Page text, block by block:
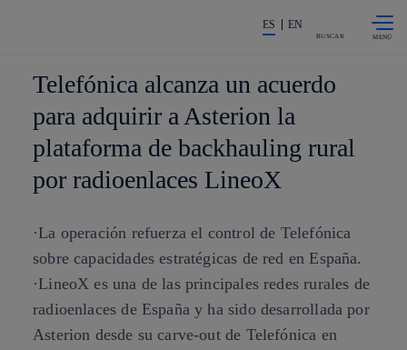
La acción en accionistas e
ES EN
BUSCAR
Telefónica alcanza un acuerdo
para adquirir a Asterion la
plataforma de backhauling rural
por radioenlaces LineoX
·La operación refuerza el control de Telefónica
sobre capacidades estratégicas de red en España.
·LineoX es una de las principales redes rurales de
radioenlaces de España y ha sido desarrollada por
Asterion desde su carve-out de Telefónica en